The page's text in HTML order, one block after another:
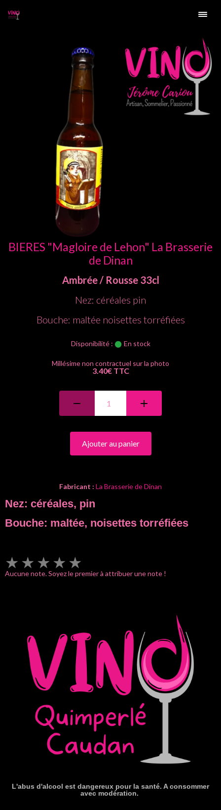
BIERES "Magloire de Lehon" La Brasserie
de Dinan
Ambrée / Rousse 33cl
Nez: céréales pin
Bouche: maltée noisettes torréfiées
Disponibilité : En stock
3.40€ TTC
Ajouter au panier
Fabricant : La Brasserie de Dinan
Nez: céréales, pin
Bouche: maltée, noisettes torréfiées
★ ★ ★ ★ ★
Aucune note. Soyez le premier à attribuer une note !
L'abus d'alcool est dangereux pour la santé. A consommer
avec modération.